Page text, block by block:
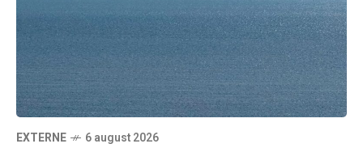
EXTERNE 6 august 2026